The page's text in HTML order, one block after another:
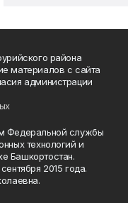
района
материалов с сайта
администрации
Федеральной службы
технологий и
Башкортостан.
2015 года.